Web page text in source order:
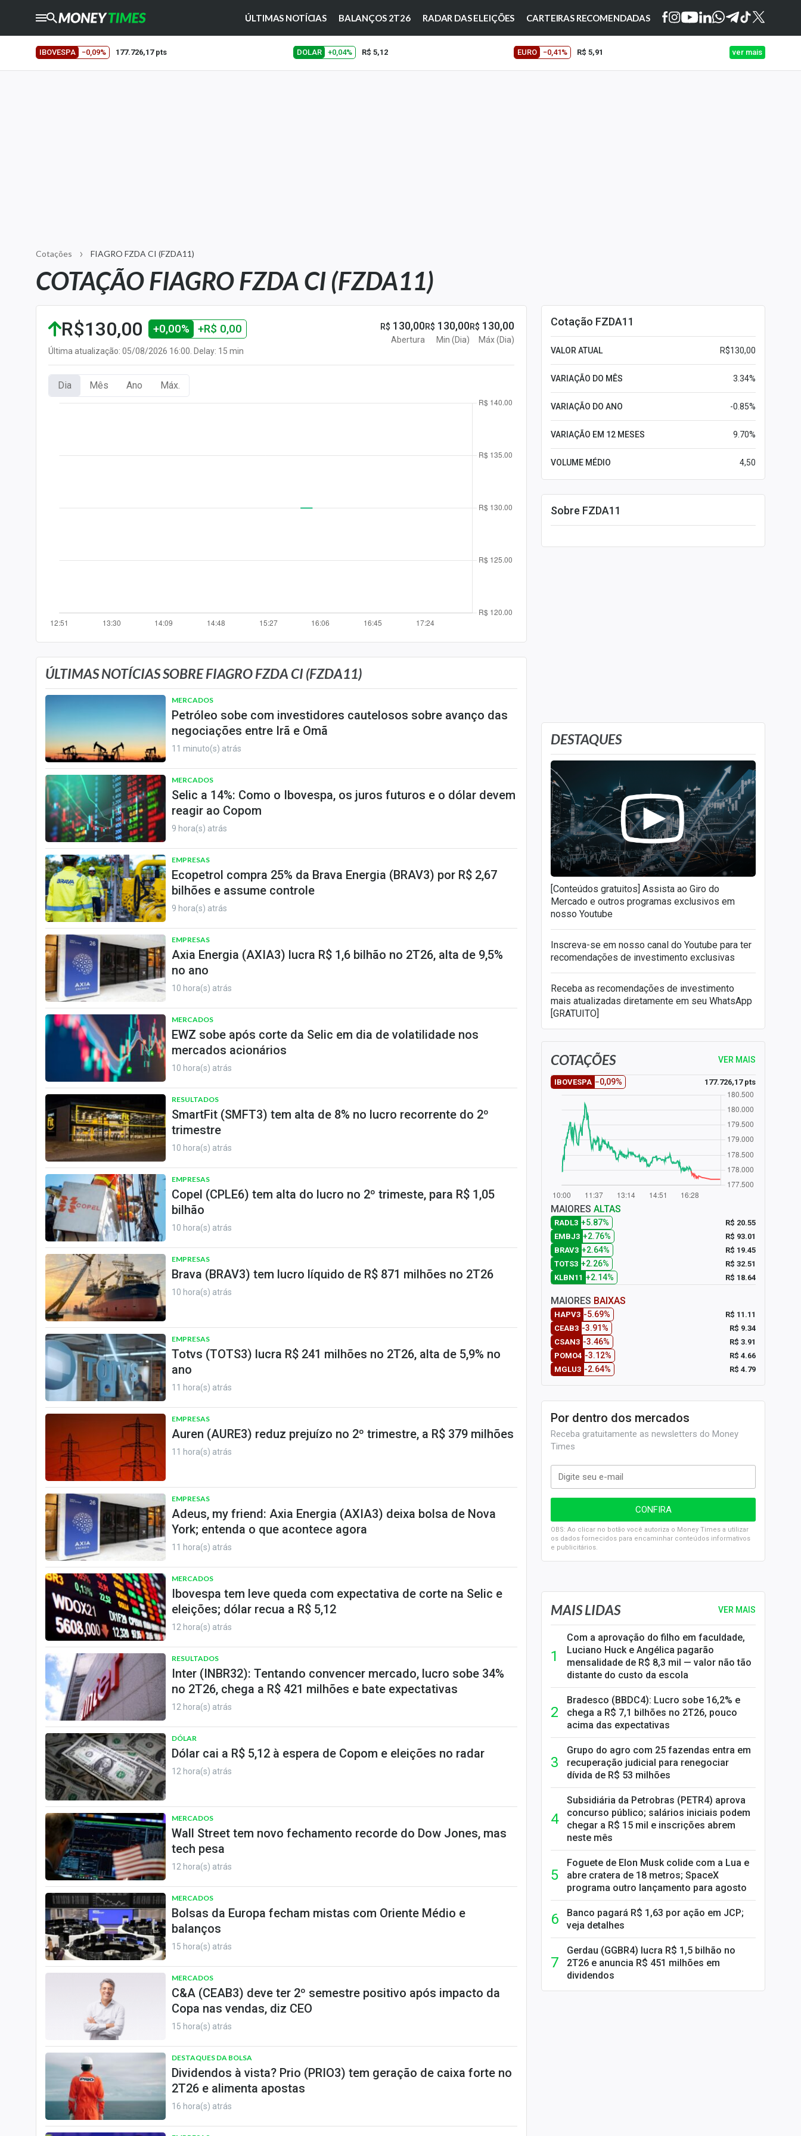
ÚLTIMAS NOTÍCIAS BALANÇOS 2T26 RADAR DAS ELEIÇÕES CARTEIRAS RECOMENDADAS
CRYPTOTIMES
AGROTIMES
Comprar ou vender?
Carteiras Recomendadas
Imobiliários
Central dos IPOs
Renda Fixa
Finanças Pessoais
Internacional
Conteúdo de Marca
Expediente
IBOVESPA −0,09% 177.726,17 pts DOLAR +0,04% R$ 5,12 EURO −0,41% R$ 5,91 ver mais
Cotações FIAGRO FZDA CI (FZDA11)
COTAÇÃO FIAGRO FZDA CI (FZDA11)
R$130,00 +0,00% +R$ 0,00 R$ 130,00
Abertura
R$ 130,00
Min (Dia)
R$ 130,00
Máx (Dia)
Última atualização: 05/08/2026 16:00. Delay: 15 min
Dia Mês Ano Máx.
ÚLTIMAS NOTÍCIAS SOBRE FIAGRO FZDA CI (FZDA11)
MERCADOS
Petróleo sobe com investidores cautelosos sobre avanço das
negociações entre Irã e Omã
11 minuto(s) atrás
MERCADOS
Selic a 14%: Como o Ibovespa, os juros futuros e o dólar devem
reagir ao Copom
9 hora(s) atrás
EMPRESAS
Ecopetrol compra 25% da Brava Energia (BRAV3) por R$ 2,67
bilhões e assume controle
9 hora(s) atrás
EMPRESAS
Axia Energia (AXIA3) lucra R$ 1,6 bilhão no 2T26, alta de 9,5%
no ano
10 hora(s) atrás
MERCADOS
EWZ sobe após corte da Selic em dia de volatilidade nos
mercados acionários
10 hora(s) atrás
RESULTADOS
SmartFit (SMFT3) tem alta de 8% no lucro recorrente do 2º
trimestre
10 hora(s) atrás
EMPRESAS
Copel (CPLE6) tem alta do lucro no 2º trimeste, para R$ 1,05
bilhão
10 hora(s) atrás
EMPRESAS
Brava (BRAV3) tem lucro líquido de R$ 871 milhões no 2T26
10 hora(s) atrás
EMPRESAS
Totvs (TOTS3) lucra R$ 241 milhões no 2T26, alta de 5,9% no
ano
11 hora(s) atrás
EMPRESAS
Auren (AURE3) reduz prejuízo no 2º trimestre, a R$ 379 milhões
11 hora(s) atrás
EMPRESAS
Adeus, my friend: Axia Energia (AXIA3) deixa bolsa de Nova
York; entenda o que acontece agora
11 hora(s) atrás
MERCADOS
Ibovespa tem leve queda com expectativa de corte na Selic e
eleições; dólar recua a R$ 5,12
12 hora(s) atrás
RESULTADOS
Inter (INBR32): Tentando convencer mercado, lucro sobe 34%
no 2T26, chega a R$ 421 milhões e bate expectativas
12 hora(s) atrás
DÓLAR
Dólar cai a R$ 5,12 à espera de Copom e eleições no radar
12 hora(s) atrás
MERCADOS
Wall Street tem novo fechamento recorde do Dow Jones, mas
tech pesa
12 hora(s) atrás
MERCADOS
Bolsas da Europa fecham mistas com Oriente Médio e
balanços
15 hora(s) atrás
MERCADOS
C&A (CEAB3) deve ter 2º semestre positivo após impacto da
Copa nas vendas, diz CEO
15 hora(s) atrás
DESTAQUES DA BOLSA
Dividendos à vista? Prio (PRIO3) tem geração de caixa forte no
2T26 e alimenta apostas
16 hora(s) atrás
Cotação FZDA11
VALOR ATUAL R$130,00
VARIAÇÃO DO MÊS 3.34%
VARIAÇÃO DO ANO -0.85%
VARIAÇÃO EM 12 MESES 9.70%
VOLUME MÉDIO 4,50
Sobre FZDA11
Leia mais
DESTAQUES
[Conteúdos gratuitos] Assista ao Giro do
Mercado e outros programas exclusivos em
nosso Youtube
Inscreva-se em nosso canal do Youtube para ter
recomendações de investimento exclusivas
Receba as recomendações de investimento
mais atualizadas diretamente em seu WhatsApp
[GRATUITO]
COTAÇÕES VER MAIS
IBOVESPA −0,09% 177.726,17 pts
MAIORES ALTAS
RADL3 +5.87%
R$ 20.55
EMBJ3 +2.76%
R$ 93.01
BRAV3 +2.64%
R$ 19.45
TOTS3 +2.26%
R$ 32.51
KLBN11 +2.14% R$ 18.64
MAIORES BAIXAS
HAPV3 -5.69%
R$ 11.11
CEAB3 -3.91%
R$ 9.34
CSAN3 -3.46%
R$ 3.91
POMO4 -3.12%
R$ 4.66
MGLU3 -2.64% R$ 4.79
Por dentro dos mercados
Receba gratuitamente as newsletters do Money
Times
OBS: Ao clicar no botão você autoriza o Money Times a utilizar
os dados fornecidos para encaminhar conteúdos informativos
e publicitários.
SELIC em 14%: A repercussão da decisão sobre os JUROS
MAIS LIDAS VER MAIS
Com a aprovação do filho em faculdade,
Luciano Huck e Angélica pagarão
mensalidade de R$ 8,3 mil — valor não tão
distante do custo da escola
Bradesco (BBDC4): Lucro sobe 16,2% e
chega a R$ 7,1 bilhões no 2T26, pouco
acima das expectativas
Grupo do agro com 25 fazendas entra em
recuperação judicial para renegociar
dívida de R$ 53 milhões
Subsidiária da Petrobras (PETR4) aprova
concurso público; salários iniciais podem
chegar a R$ 15 mil e inscrições abrem
neste mês
Foguete de Elon Musk colide com a Lua e
abre cratera de 18 metros; SpaceX
programa outro lançamento para agosto
Banco pagará R$ 1,63 por ação em JCP;
veja detalhes
Gerdau (GGBR4) lucra R$ 1,5 bilhão no
2T26 e anuncia R$ 451 milhões em
dividendos